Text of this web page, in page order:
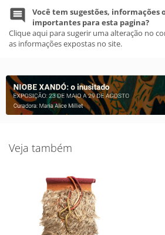
Você tem sugestões, informações
importantes para esta pagina?
Clique aqui para sugerir uma alteração no
as informações expostas no site.
Veja também